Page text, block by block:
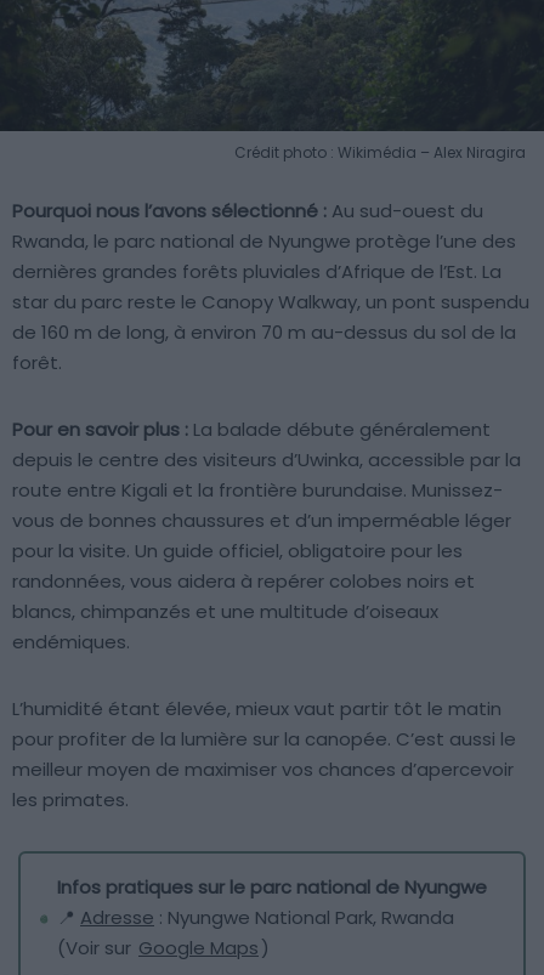
Crédit photo : Wikimédia – Alex Niragira
Pourquoi nous l’avons sélectionné : Au sud-ouest du
Rwanda, le parc national de Nyungwe protège l’une des
dernières grandes forêts pluviales d’Afrique de l’Est. La
star du parc reste le Canopy Walkway, un pont suspendu
de 160 m de long, à environ 70 m au-dessus du sol de la
forêt.
Pour en savoir plus : La balade débute généralement
depuis le centre des visiteurs d’Uwinka, accessible par la
route entre Kigali et la frontière burundaise. Munissez-
vous de bonnes chaussures et d’un imperméable léger
pour la visite. Un guide officiel, obligatoire pour les
randonnées, vous aidera à repérer colobes noirs et
blancs, chimpanzés et une multitude d’oiseaux
endémiques.
L’humidité étant élevée, mieux vaut partir tôt le matin
pour profiter de la lumière sur la canopée. C’est aussi le
meilleur moyen de maximiser vos chances d’apercevoir
les primates.
Infos pratiques sur le parc national de Nyungwe
📍 Adresse : Nyungwe National Park, Rwanda
(Voir sur Google Maps)